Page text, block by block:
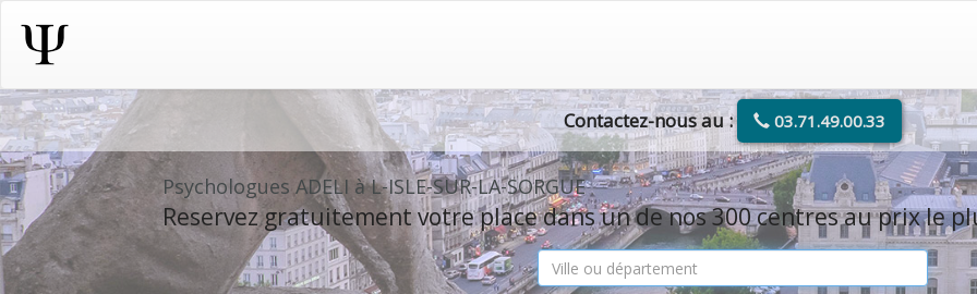
Contactez-nous au : 03.71.49.00.33
Psychologues ADELI à L-ISLE-SUR-LA-SORGUE
Reservez gratuitement votre place dans un de nos 300 centres au prix le